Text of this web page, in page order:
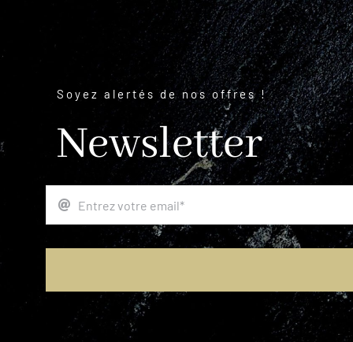
Soyez alertés de nos offres !
Newsletter